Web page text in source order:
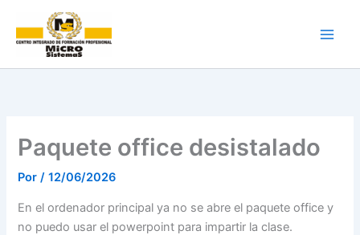
contenido
Paquete office desistalado
Por/12/06/2026
En el ordenador principal ya no se abre el paquete office y
no puedo usar el powerpoint para impartir la clase.